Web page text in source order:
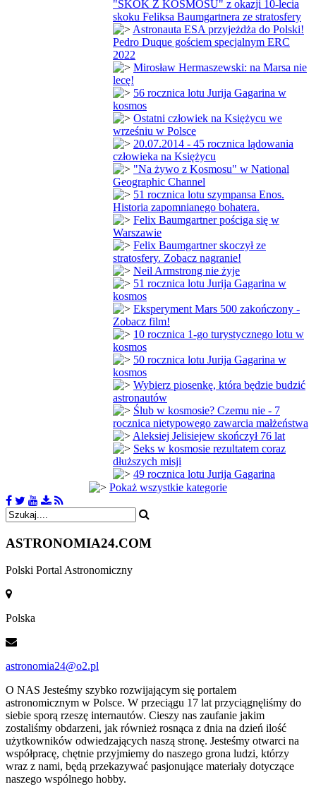
"SKOK Z KOSMOSU" z okazji 10-lecia
skoku Feliksa Baumgartnera ze stratosfery
Astronauta ESA przyjeżdża do Polski!
Pedro Duque gościem specjalnym ERC
2022
Mirosław Hermaszewski: na Marsa nie
lecę!
56 rocznica lotu Jurija Gagarina w
kosmos
Ostatni człowiek na Księżycu we
wrześniu w Polsce
20.07.2014 - 45 rocznica lądowania
człowieka na Księżycu
"Na żywo z Kosmosu" w National
Geographic Channel
51 rocznica lotu szympansa Enos.
Historia zapomnianego bohatera.
Felix Baumgartner pościga się w
Warszawie
Felix Baumgartner skoczył ze
stratosfery. Zobacz nagranie!
Neil Armstrong nie żyje
51 rocznica lotu Jurija Gagarina w
kosmos
Eksperyment Mars 500 zakończony -
Zobacz film!
10 rocznica 1-go turystycznego lotu w
kosmos
50 rocznica lotu Jurija Gagarina w
kosmos
Wybierz piosenkę, która będzie budzić
astronautów
Ślub w kosmosie? Czemu nie - 7
rocznica nietypowego zawarcia małżeństwa
Aleksiej Jelisiejew skończył 76 lat
Seks w kosmosie rezultatem coraz
dłuższych misji
49 rocznica lotu Jurija Gagarina
Pokaż wszystkie kategorie
ASTRONOMIA24.COM
Polski Portal Astronomiczny
Polska
astronomia24@o2.pl
O NAS Jesteśmy szybko rozwijającym się portalem
astronomicznym w Polsce. W przeciągu 17 lat przyciągnęliśmy do
siebie sporą rzeszę internautów. Cieszy nas zaufanie jakim
zostaliśmy obdarzeni, jak również rosnąca z dnia na dzień ilość
użytkowników odwiedzających naszą stronę. Jesteśmy otwarci na
współpracę, chętnie przyjmiemy do naszego grona ludzi, którzy
wraz z nami, będą przekazywać pasjonujące materiały dotyczące
naszego wspólnego hobby.